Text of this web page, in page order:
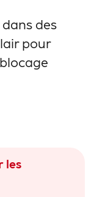
dans des
pour
les